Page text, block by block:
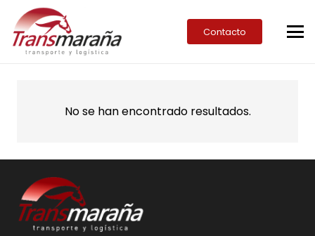
Contacto
No se han encontrado resultados.